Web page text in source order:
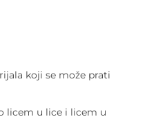
koji se može prati
licem u lice i licem u